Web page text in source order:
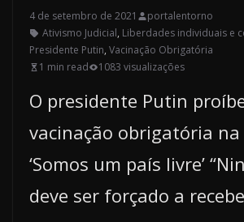
4 de setembro de 2021
portalentorno
Ativismo Judicial, Liberdades individuais e
Presidente Putin, Vacinação Obrigatória
1 min read
1083 visualizações
O presidente Putin
vacinação obrigatória na
‘Somos um país livre’
deve ser forçado a